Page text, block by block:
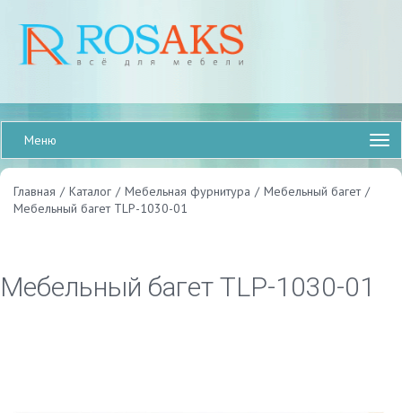
Меню
Главная / Каталог / Мебельная фурнитура / Мебельный багет /
Мебельный багет TLP-1030-01
Мебельный багет TLP-1030-01